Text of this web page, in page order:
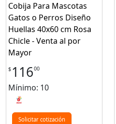
Cobija Para Mascotas
Gatos o Perros Diseño
Huellas 40x60 cm Rosa
Chicle - Venta al por
Mayor
$ 11600
Mínimo: 10
Solicitar cotización